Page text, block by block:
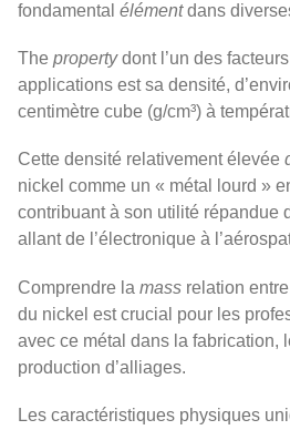
fondamental élémentdans
The propertydont l’un des
applications est sa densité,
centimètre cube (g/cm³) à
Cette densité relativement élevée
nickel comme un « métal lourd »
contribuant à son utilité répandue
allant de l’électronique à
Comprendre la mass relation
du nickel est crucial pour les
avec ce métal dans la fabrication,
production d’alliages.
Les caractéristiques physiques